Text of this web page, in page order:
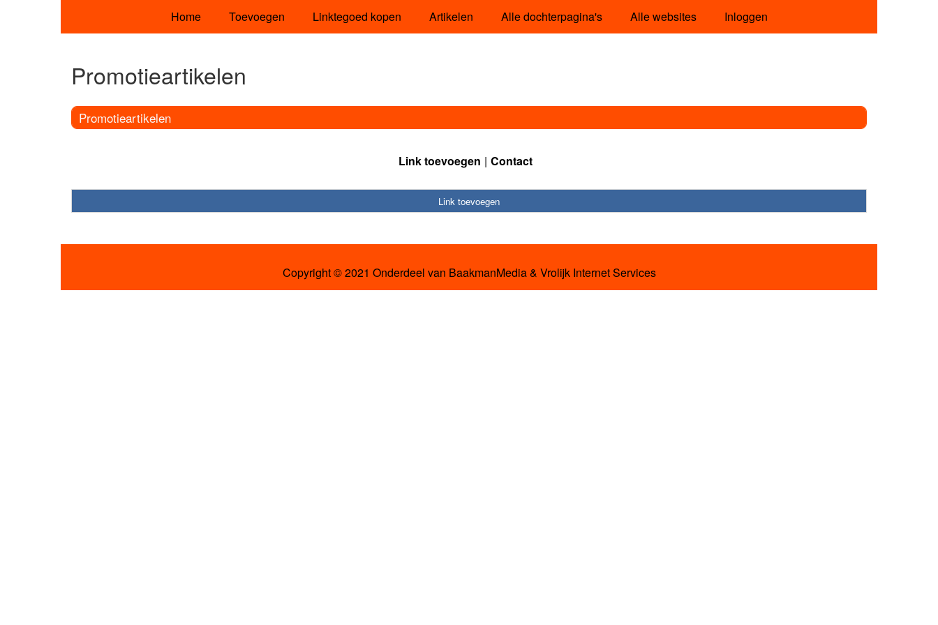
Home Toevoegen Linktegoed kopen Artikelen Alle dochterpagina's Alle websites Inloggen
Promotieartikelen
Promotieartikelen
Link toevoegen Contact
Link toevoegen
Copyright © 2021 Onderdeel van BaakmanMedia& Vrolijk Internet Services